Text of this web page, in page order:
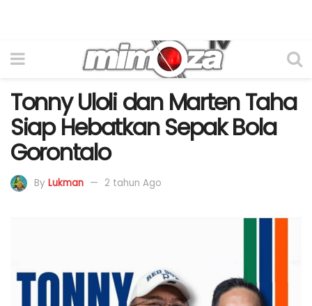
Tonny Uloli dan Marten Taha
Siap Hebatkan Sepak Bola
Gorontalo
By Lukman 2 tahun Ago